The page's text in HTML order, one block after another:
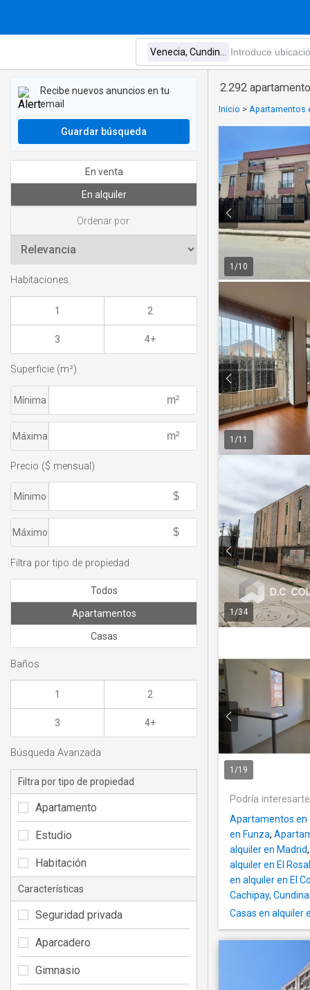
2.292
Inicio > Apartamentos
1 /10
1 /11
1/34
1 /19
Podría
Apartamentos en
en Funza,
alquiler en Madrid,
alquiler en El
en alquiler en El
Cachipay,
Casas en alquiler
Recibe nuevos anuncios en tu
email
Guardar búsqueda
En venta
En alquiler
Ordenar por:
Habitaciones
1 2
3 4+
Superficie (m²)
Mínima
Máxima
Precio ($ mensual)
Mínimo
Máximo
Filtra por tipo de propiedad
Todos
Apartamentos
Casas
Baños
1 2
3 4+
Búsqueda Avanzada
Filtra por tipo de propiedad
Apartamento
Estudio
Habitación
Características
Seguridad privada
Aparcadero
Gimnasio